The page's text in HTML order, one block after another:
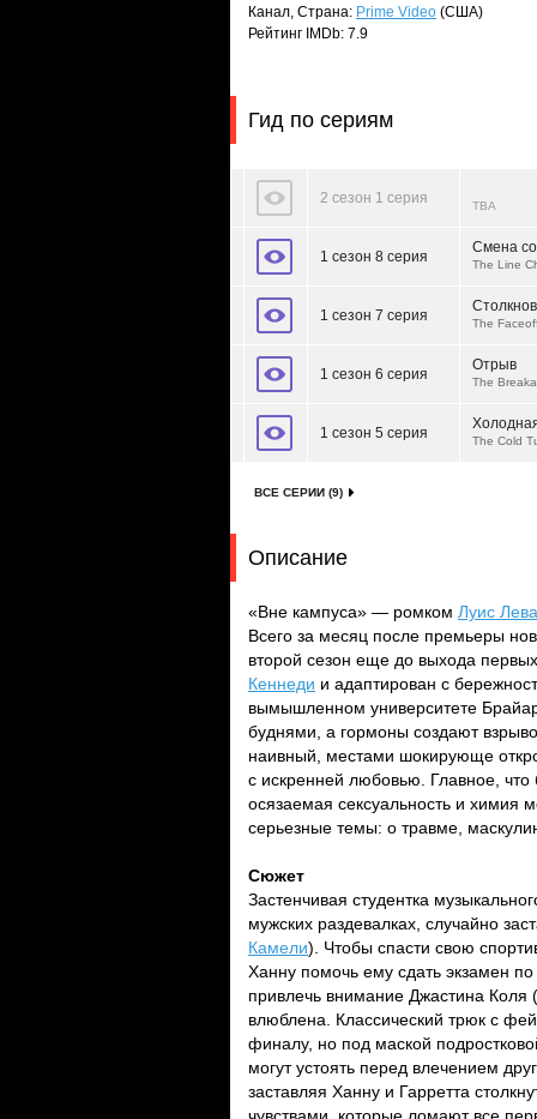
Канал, Страна: Prime Video (США)
Рейтинг IMDb: 7.9
Гид по сериям
2 сезон 1 серия TBA
1 сезон 8 серия
Смена
The Line
1 сезон 7 серия The
1 сезон 6 серия
Отрыв
The
1 сезон 5 серия The Cold
ВСЕ СЕРИИ (9)
Описание
«Вне кампуса» — ромком Луис
Всего за месяц после премьеры
второй сезон еще до выхода
Кеннеди и адаптирован с
вымышленном университете
буднями, а гормоны создают
наивный, местами шокирующе
с искренней любовью. Главное, что
осязаемая сексуальность и химия
серьезные темы: о травме,
Сюжет
Застенчивая студентка
мужских раздевалках, случайно
Камели). Чтобы спасти свою
Ханну помочь ему сдать экзамен
привлечь внимание Джастина Коля (
влюблена. Классический трюк с
финалу, но под маской
могут устоять перед влечением
заставляя Ханну и Гарретта